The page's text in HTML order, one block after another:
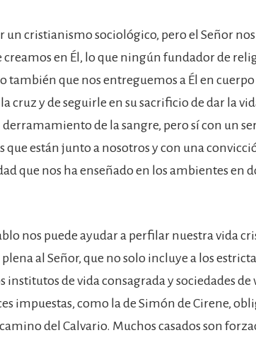
un cristianismo sociológico, pero el Señor
creamos en Él, lo que ningún fundador de
también que nos entreguemos a Él en
cruz y de seguirle en su sacrificio de dar la
de la sangre, pero sí con un
que están junto a nosotros y con una
que nos ha enseñado en los ambientes en
nos puede ayudar a perfilar nuestra vida
al Señor, que no solo incluye a los
de vida consagrada y sociedades de
impuestas, como la de Simón de Cirene,
del Calvario. Muchos casados son